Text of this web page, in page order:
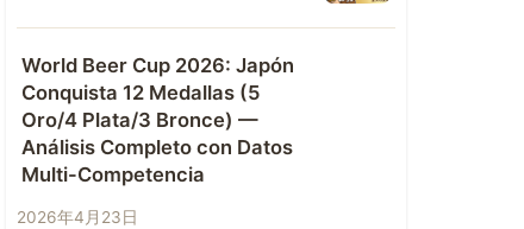
World Beer Cup 2026: Japón
Conquista 12 Medallas (5
Oro/4 Plata/3 Bronce) —
Análisis Completo con Datos
Multi-Competencia
2026年4月23日